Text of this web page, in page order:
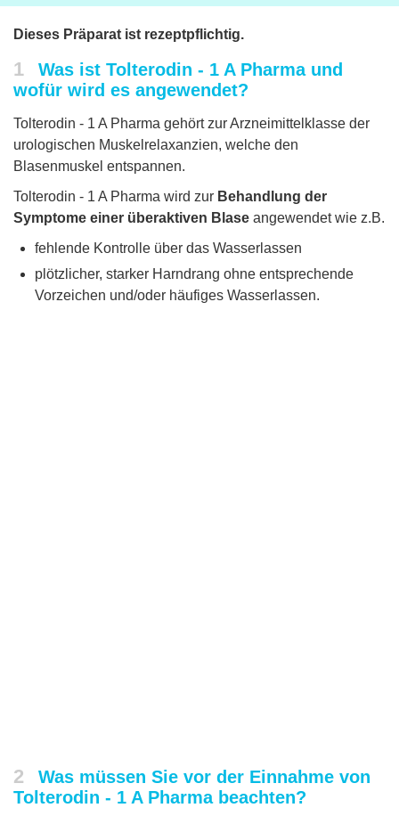
Dieses Präparat ist rezeptpflichtig.
1
Was ist Tolterodin - 1 A Pharma und
wofür wird es angewendet?
Tolterodin - 1 A Pharma gehört zur Arzneimittelklasse der
urologischen Muskelrelaxanzien, welche den
Blasenmuskel entspannen.
Tolterodin - 1 A Pharma wird zur Behandlung der
Symptome einer überaktiven Blase angewendet wie z.B.
fehlende Kontrolle über das Wasserlassen
plötzlicher, starker Harndrang ohne entsprechende
Vorzeichen und/oder häufiges Wasserlassen.
2
Was müssen Sie vor der Einnahme von
Tolterodin - 1 A Pharma beachten?